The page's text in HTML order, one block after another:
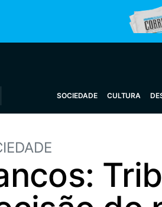
SOCIEDADE CULTURA